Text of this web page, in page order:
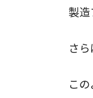
製
さ
こ